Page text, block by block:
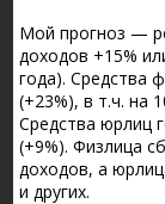
Мой прогноз —
доходов +15%
года). Средства
(+23%), в т.ч. на
Средства юрлиц
(+9%). Физлица
доходов, а
и других.